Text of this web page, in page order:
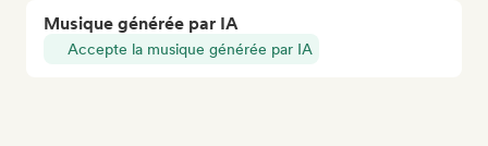
Musique générée par IA
Accepte la musique générée par IA